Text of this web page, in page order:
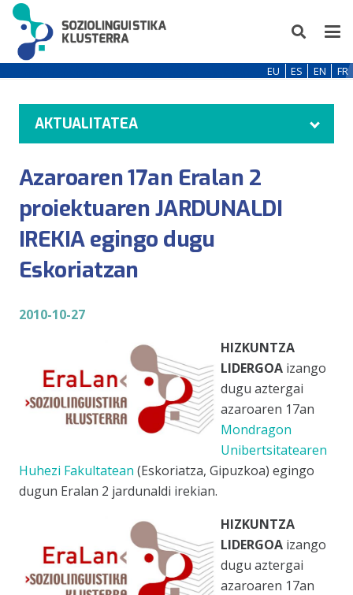
EU ES EN FR
AKTUALITATEA
Azaroaren 17an Eralan 2
proiektuaren JARDUNALDI
IREKIA egingo dugu
Eskoriatzan
2010-10-27
HIZKUNTZA
LIDERGOA izango
dugu aztergai
azaroaren 17an
Mondragon
Unibertsitatearen
Huhezi Fakultatean (Eskoriatza, Gipuzkoa) egingo
dugun Eralan 2 jardunaldi irekian.
HIZKUNTZA
LIDERGOA izango
dugu aztergai
azaroaren 17an